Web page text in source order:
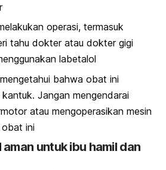
operasi, termasuk
tahu dokter atau dokter gigi
labetalol
bahwa obat ini
Jangan mengendarai
atau mengoperasikan mesin
obat ini
untuk ibu hamil dan